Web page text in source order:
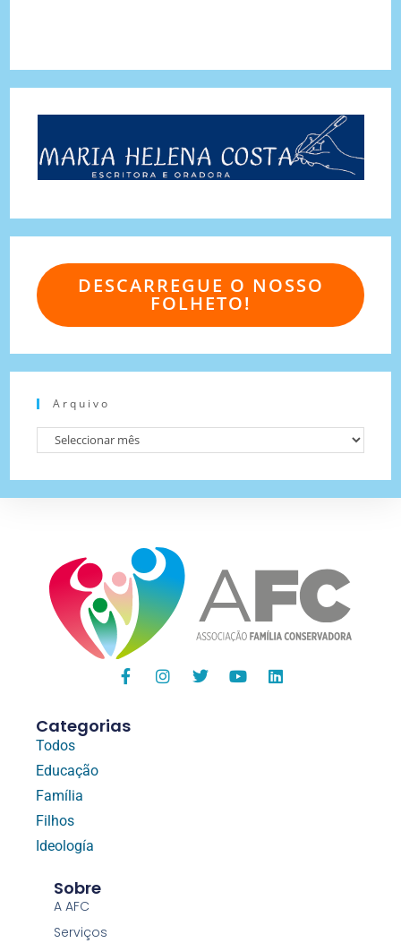
DESCARREGUE O NOSSO
FOLHETO!
Arquivo
Categorias
Todos
Educação
Família
Filhos
Ideología
Sobre
A AFC
Serviços